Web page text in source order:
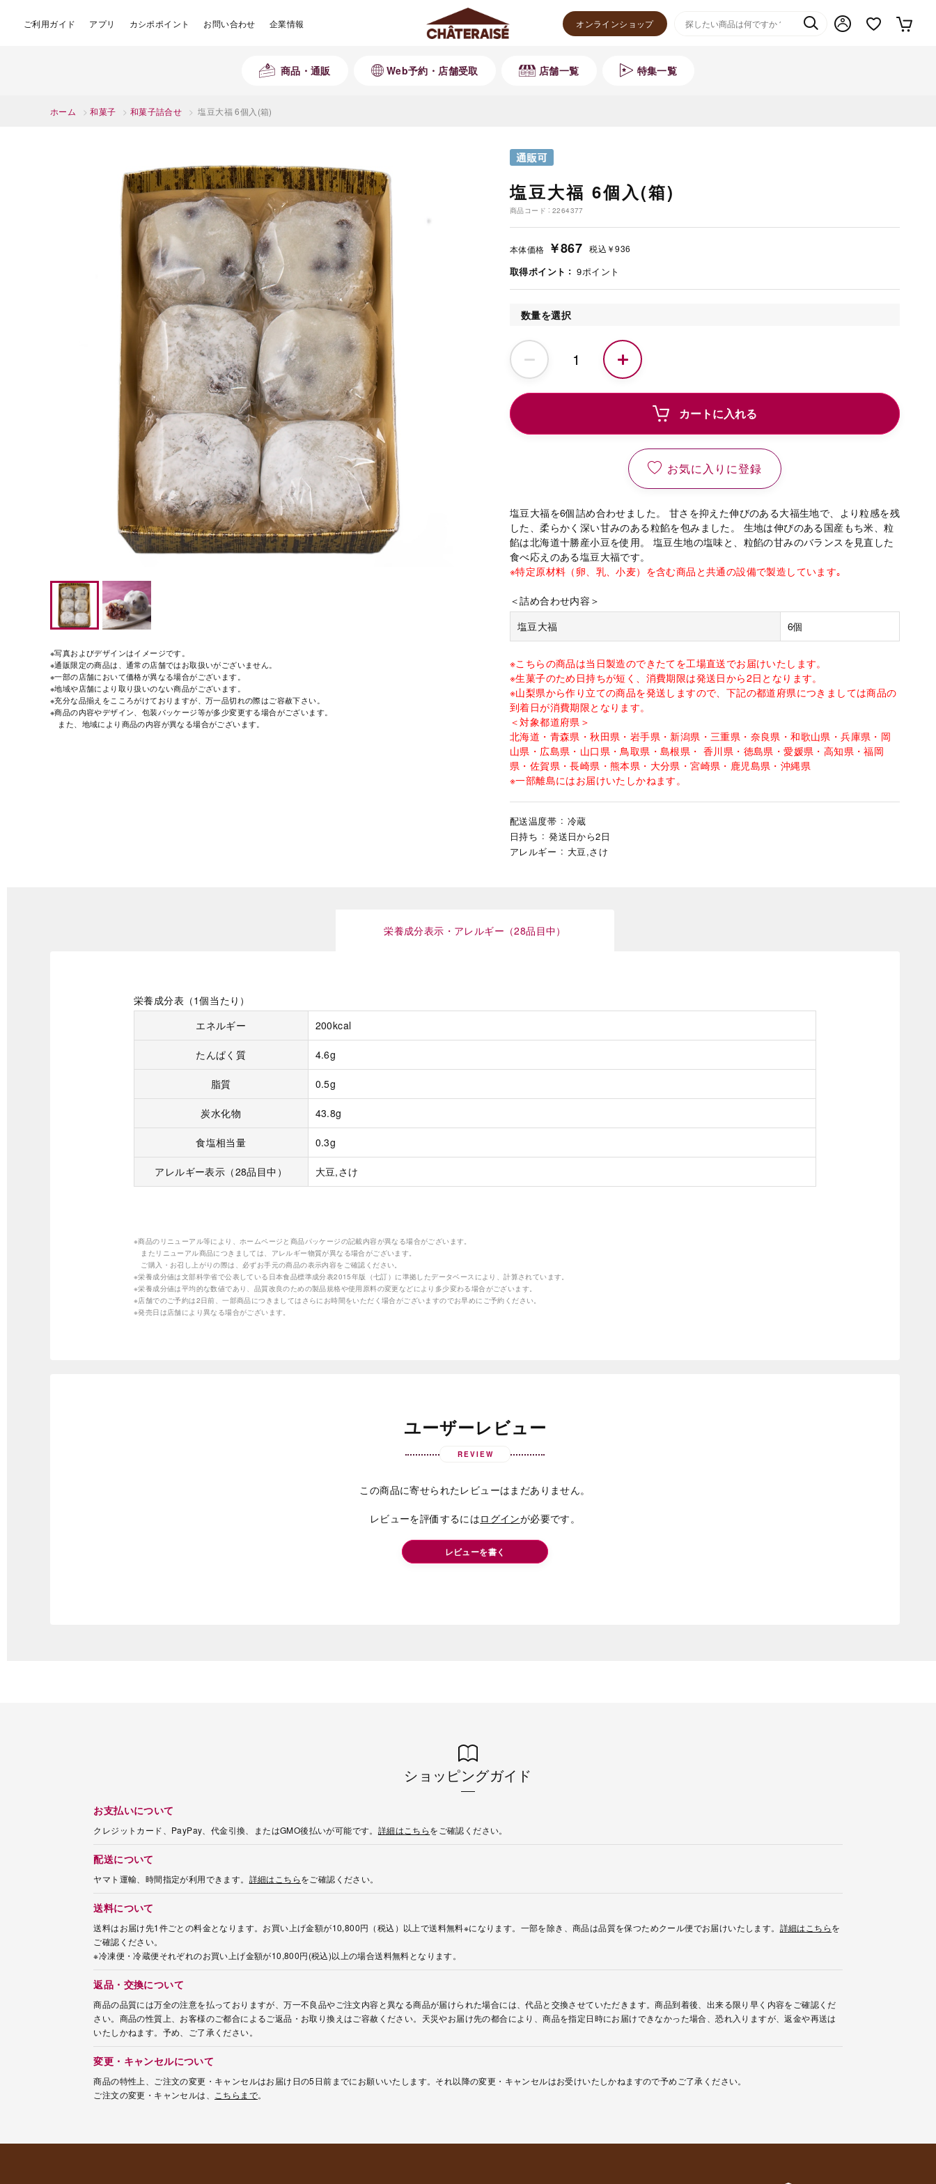
ご利用ガイド アプリ カシポポイント お問い合わせ 企業情報 オンラインショップ
商品・通販 Web予約・店舗受取 店舗一覧 特集一覧
ホーム >和菓子 > 和菓子詰合せ > 塩豆大福 6個入(箱)
※写真およびデザインはイメージです。
※通販限定の商品は、通常の店舗ではお取扱いがございません。
※一部の店舗において価格が異なる場合がございます。
※地域や店舗により取り扱いのない商品がございます。
※充分な品揃えをこころがけておりますが、万一品切れの際はご容赦下さい。
※商品の内容やデザイン、包装パッケージ等が多少変更する場合がございます。
また、地域により商品の内容が異なる場合がございます。
塩豆大福 6個入(箱)
商品コード 2264377
本体価格 ￥867 税込 ￥936
取得ポイント 9ポイント
数量を選択
カートに入れる
お気に入りに登録
塩豆大福を6個詰め合わせました。 甘さを抑えた伸びのある大福生地で、より粒感を残
した、柔らかく深い甘みのある粒餡を包みました。 生地は伸びのある国産もち米、粒
餡は北海道十勝産小豆を使用。 塩豆生地の塩味と、粒餡の甘みのバランスを見直した
食べ応えのある塩豆大福です。
※特定原材料（卵、乳、小麦）を含む商品と共通の設備で製造しています｡
＜詰め合わせ内容＞
塩豆大福
6個
※こちらの商品は当日製造のできたてを工場直送でお届けいたします。
※生菓子のため日持ちが短く、消費期限は発送日から2日となります。
※山梨県から作り立ての商品を発送しますので、下記の都道府県につきましては商品の
到着日が消費期限となります。
＜対象都道府県＞
北海道・青森県・秋田県・岩手県・新潟県・三重県・奈良県・和歌山県・兵庫県・岡
山県・広島県・山口県・鳥取県・島根県・ 香川県・徳島県・愛媛県・高知県・福岡
県・佐賀県・長崎県・熊本県・大分県・宮崎県・鹿児島県・沖縄県
※一部離島にはお届けいたしかねます。
配送温度帯
冷蔵
日持ち
発送日から2日
アレルギー
大豆,さけ
栄養成分表示・アレルギー（28品目中）
栄養成分表（1個当たり）
エネルギー
200kcal
たんぱく質 4.6g
脂質 0.5g
炭水化物 43.8g
食塩相当量 0.3g
アレルギー表示（28品目中） 大豆,さけ
※商品のリニューアル等により、ホームページと商品パッケージの記載内容が異なる場合がございます。
またリニューアル商品につきましては、アレルギー物質が異なる場合がございます。
ご購入・お召し上がりの際は、必ずお手元の商品の表示内容をご確認ください。
※栄養成分値は文部科学省で公表している日本食品標準成分表2015年版（七訂）に準拠したデータベースにより、計算されています。
※栄養成分値は平均的な数値であり、品質改良のための製品規格や使用原料の変更などにより多少変わる場合がございます。
※店舗でのご予約は2日前、一部商品につきましてはさらにお時間をいただく場合がございますのでお早めにご予約ください。
※発売日は店舗により異なる場合がございます。
ユーザーレビュー
REVIEW
この商品に寄せられたレビューはまだありません。
レビューを評価するにはログインが必要です。
レビューを書く
ショッピングガイド
お支払いについて
クレジットカード、PayPay、代金引換、またはGMO後払いが可能です。 詳細はこちらをご確認ください。
配送について
ヤマト運輸、時間指定が利用できます。 詳細はこちらをご確認ください。
送料について
送料はお届け先1件ごとの料金となります。お買い上げ金額が10,800円（税込）以上で送料無料※になります。一部を除き、商品は品質を保つためクール便でお届けいたします。 詳細はこちらを
ご確認ください。
※冷凍便・冷蔵便それぞれのお買い上げ金額が10,800円(税込)以上の場合送料無料となります。
返品・交換について
商品の品質には万全の注意を払っておりますが、万一不良品やご注文内容と異なる商品が届けられた場合には、代品と交換させていただきます。商品到着後、出来る限り早く内容をご確認くだ
さい。商品の性質上、お客様のご都合によるご返品・お取り換えはご容赦ください。天災やお届け先の都合により、商品を指定日時にお届けできなかった場合、恐れ入りますが、返金や再送は
いたしかねます。予め、ご了承ください。
変更・キャンセルについて
商品の特性上、ご注文の変更・キャンセルはお届け日の5日前までにお願いいたします。それ以降の変更・キャンセルはお受けいたしかねますので予めご了承ください。
ご注文の変更・キャンセルは、
こちらまで。